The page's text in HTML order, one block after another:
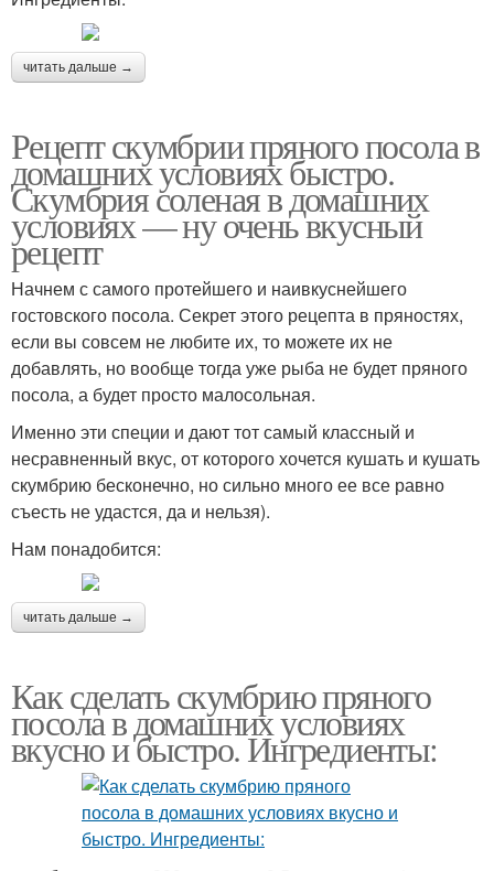
читать дальше →
Рецепт скумбрии пряного посола в
домашних условиях быстро.
Скумбрия соленая в домашних
условиях — ну очень вкусный
рецепт
Начнем с самого протейшего и наивкуснейшего
гостовского посола. Секрет этого рецепта в пряностях,
если вы совсем не любите их, то можете их не
добавлять, но вообще тогда уже рыба не будет пряного
посола, а будет просто малосольная.
Именно эти специи и дают тот самый классный и
несравненный вкус, от которого хочется кушать и кушать
скумбрию бесконечно, но сильно много ее все равно
съесть не удастся, да и нельзя).
Нам понадобится:
читать дальше →
Как сделать скумбрию пряного
посола в домашних условиях
вкусно и быстро. Ингредиенты: